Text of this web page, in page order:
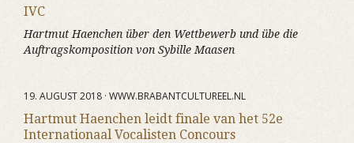
IVC
Hartmut Haenchen über den Wettbewerb und übe die
Auftragskomposition von Sybille Maasen
19. AUGUST 2018 · WWW.BRABANTCULTUREEL.NL
Hartmut Haenchen leidt finale van het 52e
Internationaal Vocalisten Concours